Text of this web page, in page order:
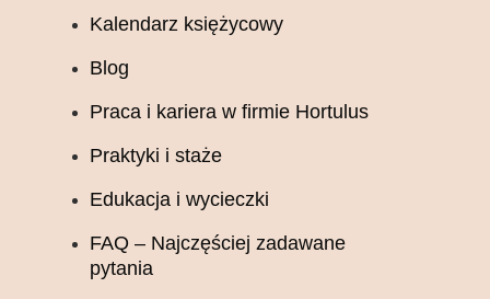
Kalendarz księżycowy
Blog
Praca i kariera w firmie Hortulus
Praktyki i staże
Edukacja i wycieczki
FAQ – Najczęściej zadawane
pytania